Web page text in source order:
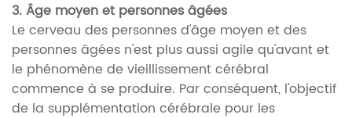
3. Âge moyen et personnes âgées
Le cerveau des personnes d'âge moyen et des
personnes âgées n'est plus aussi agile qu'avant et
le phénomène de vieillissement cérébral
commence à se produire. Par conséquent, l'objectif
de la supplémentation cérébrale pour les